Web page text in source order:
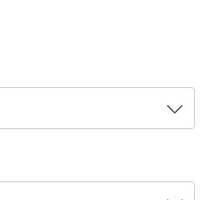
legislativas na CLDF podem